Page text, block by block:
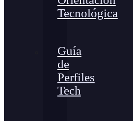
Tecnológica
Guía
de
Perfiles
Tech